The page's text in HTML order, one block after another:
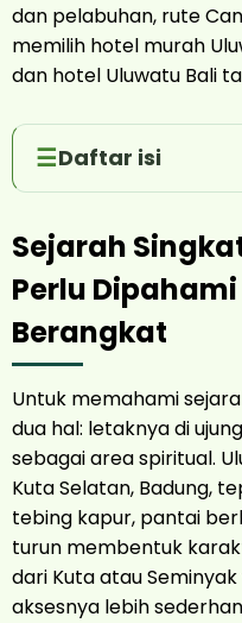
dan pelabuhan, rute
memilih hotel murah
dan hotel Uluwatu Bali
Daftar isi
Sejarah
Perlu
Berangkat
Untuk memahami
dua hal: letaknya di
sebagai area spiritual.
Kuta Selatan, Badung,
tebing kapur, pantai
turun membentuk
dari Kuta atau
aksesnya lebih